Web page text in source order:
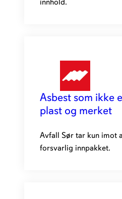
Asbest som ikke
plast og merket
Avfall Sør tar kun imot
forsvarlig innpakket.